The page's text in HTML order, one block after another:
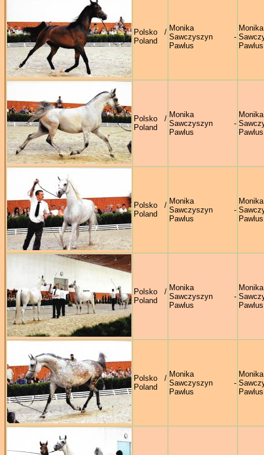
Polsko /
Poland
Monika
Sawczyszyn -
Pawlus
Monika
Pawlus
Polsko /
Poland
Monika
Sawczyszyn -
Pawlus
Monika
Pawlus
Polsko /
Poland
Monika
Sawczyszyn -
Pawlus
Monika
Pawlus
Polsko /
Poland
Monika
Sawczyszyn -
Pawlus
Monika
Pawlus
Polsko /
Poland
Monika
Sawczyszyn -
Pawlus
Monika
Pawlus